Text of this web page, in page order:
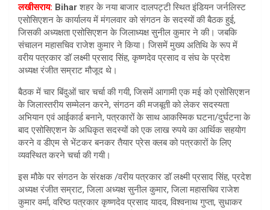
लखीसराय: Biharशहर के नया बाजार दालपट्टी स्थित इंडियन जर्नलिस्ट
एसोसिएशन के कार्यालय में मंगलवार को संगठन के सदस्यों की बैठक हुई,
जिसकी अध्यक्षता एसोसिएशन के जिलाध्यक्ष सुनील कुमार ने की। जबकि
संचालन महासचिव राजेश कुमार ने किया। जिसमें मुख्य अतिथि के रूप में
वरीय पत्रकार डॉ लक्ष्मी प्रसाद सिंह, कृष्णदेव प्रसाद व संघ के प्रदेश
अध्यक्ष रंजीत सम्राट मौजूद थे।
बैठक में चार बिंदुओं चार चर्चा की गयी, जिसमें आगामी एक मई को एसोसिएशन
के जिलास्तरीय सम्मेलन करने, संगठन की मजबूती को लेकर सदस्यता
अभियान एवं आईकार्ड बनाने, पत्रकारों के साथ आकस्मिक घटना/दुर्घटना के
बाद एसोसिएशन के अधिकृत सदस्यों को एक लाख रुपये का आर्थिक सहयोग
करने व डीएम से भेंटकर बनकर तैयार प्रेस क्लब को पत्रकारों के लिए
व्यवस्थित करने चर्चा की गयी।
इस मौके पर संगठन के संरक्षक /वरीय पत्रकार डॉ लक्ष्मी प्रसाद सिंह, प्रदेश
अध्यक्ष रंजीत सम्राट, जिला अध्यक्ष सुनील कुमार, जिला महासचिव राजेश
कुमार वर्मा, वरिष्ठ पत्रकार कृष्णदेव प्रसाद यादव, विश्वनाथ गुप्ता, सुधाकर